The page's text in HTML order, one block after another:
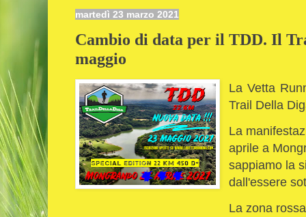
martedì 23 marzo 2021
Cambio di data per il TDD. Il
maggio
La Vetta
Trail Della
La
aprile a
sappiamo la
dall'essere
La zona